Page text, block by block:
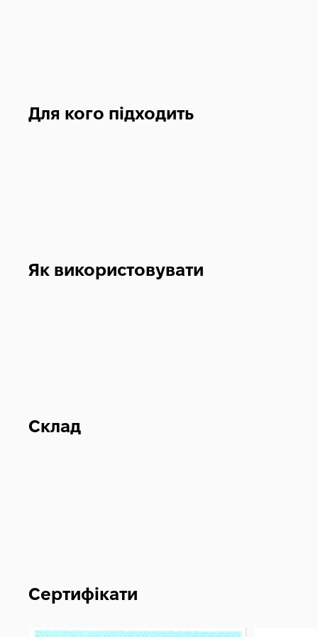
Для кого підходить
Як використовувати
Склад
Сертифікати